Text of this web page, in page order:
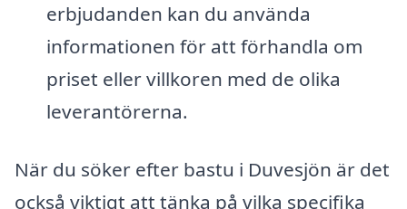
erbjudanden kan du använda
informationen för att förhandla om
priset eller villkoren med de olika
leverantörerna.
När du söker efter bastu i Duvesjön är det
också viktigt att tänka på vilka specifika